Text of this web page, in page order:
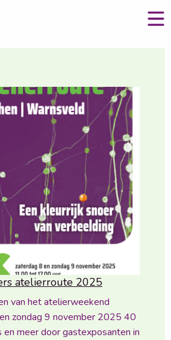
atelierroute 2025
van het atelierweekend
zondag 9 november 2025 40
en meer door gastexposanten in